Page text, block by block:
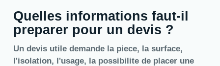
Quelles informations faut-il
preparer pour un devis ?
Un devis utile demande la piece, la surface,
l'isolation, l'usage, la possibilite de placer une